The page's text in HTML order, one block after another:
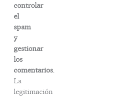
controlar
el
spam
y
gestionar
los
comentarios
La
legitimación